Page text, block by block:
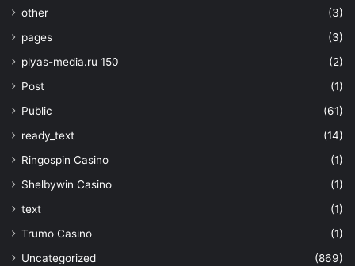
other
(3)
pages
(3)
plyas-media.ru 150
(2)
Post
(1)
Public
(61)
ready_text
(14)
Ringospin Casino
(1)
Shelbywin Casino
(1)
text
(1)
Trumo Casino
(1)
Uncategorized
(869)